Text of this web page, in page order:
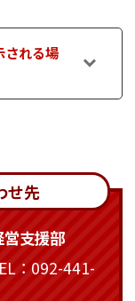
される場
せ先
支援部
：092-441-